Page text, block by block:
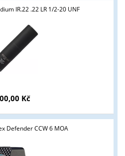
IR.22 .22 LR 1/2-20 UNF
Kč
Defender CCW 6 MOA
odborné veřejnosti od 18 let a